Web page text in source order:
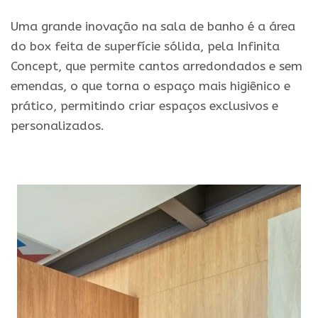
Uma grande inovação na sala de banho é a área
do box feita de superfície sólida, pela Infinita
Concept, que permite cantos arredondados e sem
emendas, o que torna o espaço mais higiênico e
prático, permitindo criar espaços exclusivos e
personalizados.